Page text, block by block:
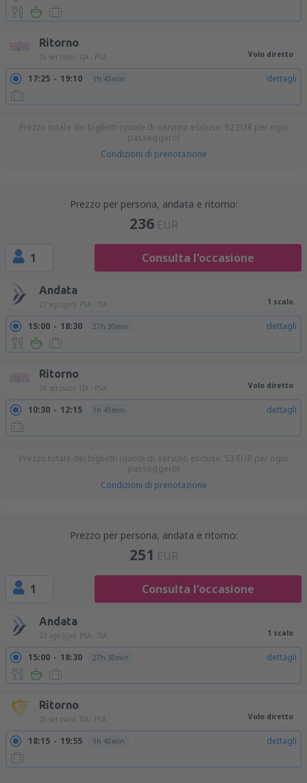
Ritorno
26 set (sab) TIA - PSA Volo diretto
17:25 19:10 1h 45min dettagli
Prezzo totale dei biglietti (quote di servizio escluse: 52 EUR per ogni
passeggero)
Condizioni di prenotazione
Prezzo per persona, andata e ritorno:
236 EUR
1 Consulta l'occasione
Andata
27 ago (gio) PSA - TIA 1 scalo
15:00 18:30 27h 30min dettagli
Ritorno
26 set (sab) TIA - PSA Volo diretto
10:30 12:15 1h 45min dettagli
Prezzo totale dei biglietti (quote di servizio escluse: 53 EUR per ogni
passeggero)
Condizioni di prenotazione
Prezzo per persona, andata e ritorno:
251 EUR
1 Consulta l'occasione
Andata
27 ago (gio) PSA - TIA 1 scalo
15:00 18:30 27h 30min dettagli
Ritorno
26 set (sab) TIA - PSA Volo diretto
18:15 19:55 1h 40min dettagli